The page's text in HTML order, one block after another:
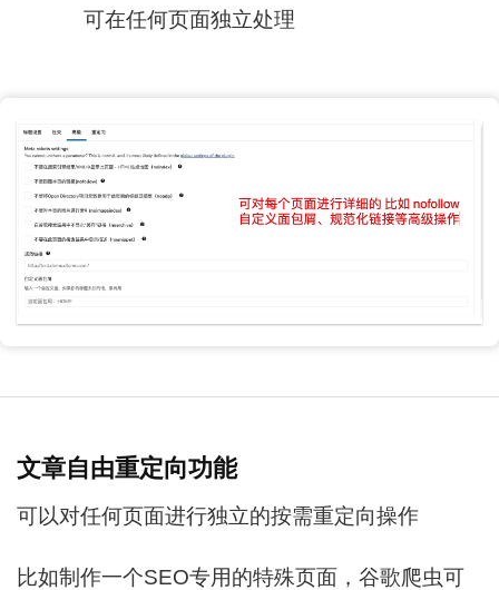
可在任何页面独立处理
文章自由重定向功能
可以对任何页面进行独立的按需重定向操作
比如制作一个SEO专用的特殊页面，谷歌爬虫可